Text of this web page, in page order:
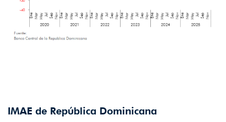
IMAE de República Dominicana